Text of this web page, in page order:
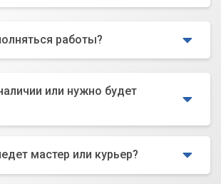
работы?
или нужно будет
мастер или курьер?